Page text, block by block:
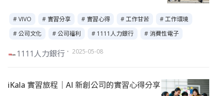
# VIVO # 實習分享 # 實習心得 # 工作甘苦
# 工作環境
# 公司文化
# 公司福利 # 1111人力銀行 # 消費性電子
1111人力銀行 ・ 2025-05-08
iKala 實習旅程｜AI 新創公司的實習心得分享